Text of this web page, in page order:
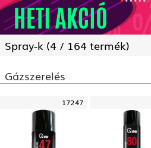
Spray-k (4 / 164 termék)
Gázszerelés
17247